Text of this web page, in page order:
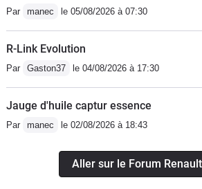
Par manec le 05/08/2026 à 07:30
R-Link Evolution
Par Gaston37 le 04/08/2026 à 17:30
Jauge d'huile captur essence
Par manec le 02/08/2026 à 18:43
Aller sur le Forum